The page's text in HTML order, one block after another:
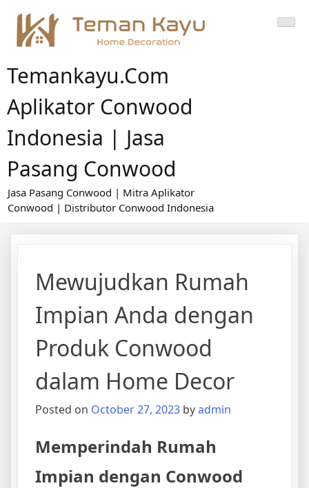
content
Temankayu.com
Aplikator Conwood
Indonesia | Jasa
Pasang Conwood
Jasa Pasang Conwood | Mitra Aplikator
Conwood | Distributor Conwood Indonesia
Mewujudkan Rumah
Impian Anda dengan
Produk Conwood
dalam Home Decor
Posted on October 27, 2023 byadmin
Memperindah Rumah
Impian dengan Conwood